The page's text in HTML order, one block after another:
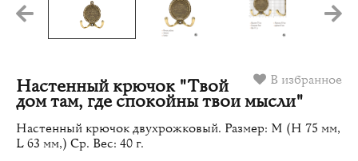
В избранное
Настенный крючок "Твой
дом там, где спокойны твои мысли"
Настенный крючок двухрожковый. Размер: M (H 75 мм,
L 63 мм,) Ср. Вес: 40 г.